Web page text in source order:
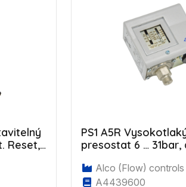
Reset,
PS1 A5R
presostat 6 … 31bar,
Alco (Flow) controls
A4439600